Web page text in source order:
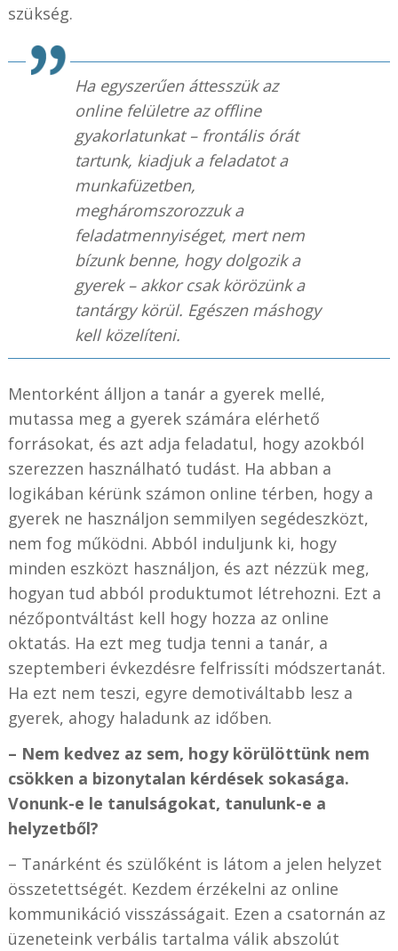
szükség.
Ha egyszerűen áttesszük az
online felületre az offline
gyakorlatunkat – frontális órát
tartunk, kiadjuk a feladatot a
munkafüzetben,
megháromszorozzuk a
feladatmennyiséget, mert nem
bízunk benne, hogy dolgozik a
gyerek – akkor csak körözünk a
tantárgy körül. Egészen máshogy
kell közelíteni.
Mentorként álljon a tanár a gyerek mellé,
mutassa meg a gyerek számára elérhető
forrásokat, és azt adja feladatul, hogy azokból
szerezzen használható tudást. Ha abban a
logikában kérünk számon online térben, hogy a
gyerek ne használjon semmilyen segédeszközt,
nem fog működni. Abból induljunk ki, hogy
minden eszközt használjon, és azt nézzük meg,
hogyan tud abból produktumot létrehozni. Ezt a
nézőpontváltást kell hogy hozza az online
oktatás. Ha ezt meg tudja tenni a tanár, a
szeptemberi évkezdésre felfrissíti módszertanát.
Ha ezt nem teszi, egyre demotiváltabb lesz a
gyerek, ahogy haladunk az időben.
– Nem kedvez az sem, hogy körülöttünk nem
csökken a bizonytalan kérdések sokasága.
Vonunk-e le tanulságokat, tanulunk-e a
helyzetből?
– Tanárként és szülőként is látom a jelen helyzet
összetettségét. Kezdem érzékelni az online
kommunikáció visszásságait. Ezen a csatornán az
üzeneteink verbális tartalma válik abszolút